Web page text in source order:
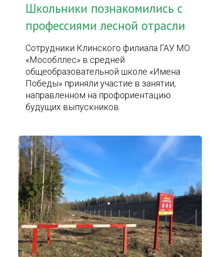
Школьники познакомились с
профессиями лесной отрасли
Сотрудники Клинского филиала ГАУ МО
«Мособллес» в средней
общеобразовательной школе «Имена
Победы» приняли участие в занятии,
направленном на профориентацию
будущих выпускников.